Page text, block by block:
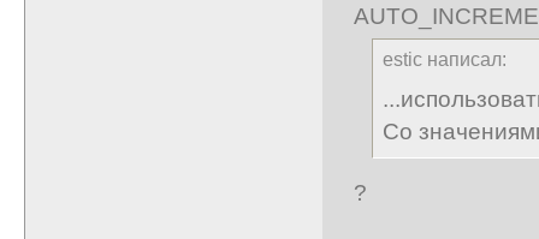
estic написал:
Со
?